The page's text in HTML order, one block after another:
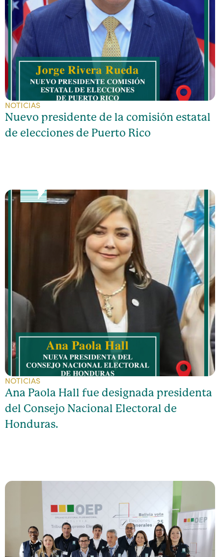
NOTICIAS
Nuevo presidente de la comisión estatal
de elecciones de Puerto Rico
NOTICIAS
Ana Paola Hall fue designada presidenta
del Consejo Nacional Electoral de
Honduras.